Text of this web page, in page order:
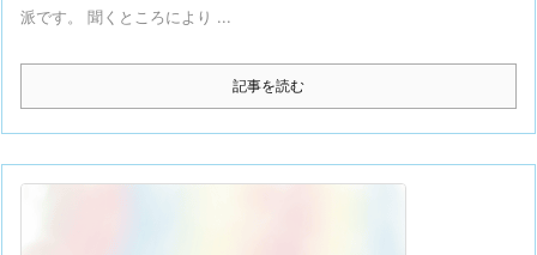
派です。 聞くところにより ...
記事を読む